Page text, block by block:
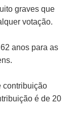
graves que
votação.
62 anos para as
contribuição
é de 20